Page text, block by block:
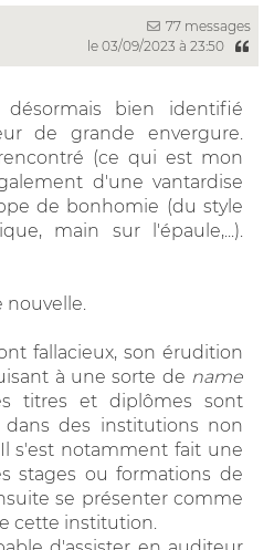
77 messages
le 03/09/2023 à 23:50
désormais bien identifié
de grande envergure.
(ce qui est mon
d'une vantardise
de bonhomie (du style
main sur l'épaule,...).
nouvelle.
fallacieux, son érudition
à une sorte de name
titres et diplômes sont
des institutions non
s'est notamment fait une
stages ou formations de
se présenter comme
cette institution.